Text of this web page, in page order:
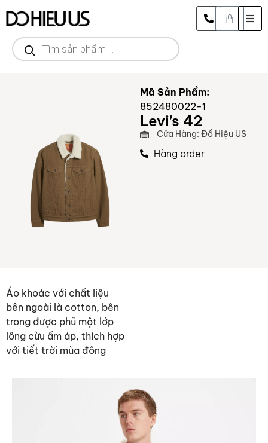
Mã Sản Phẩm:
852480022-1
Levi’s 42
Cửa Hàng: Đồ Hiệu US
Hàng order
Áo khoác với chất liệu
bên ngoài là cotton, bên
trong được phủ một lớp
lông cừu ấm áp, thích hợp
với tiết trời mùa đông